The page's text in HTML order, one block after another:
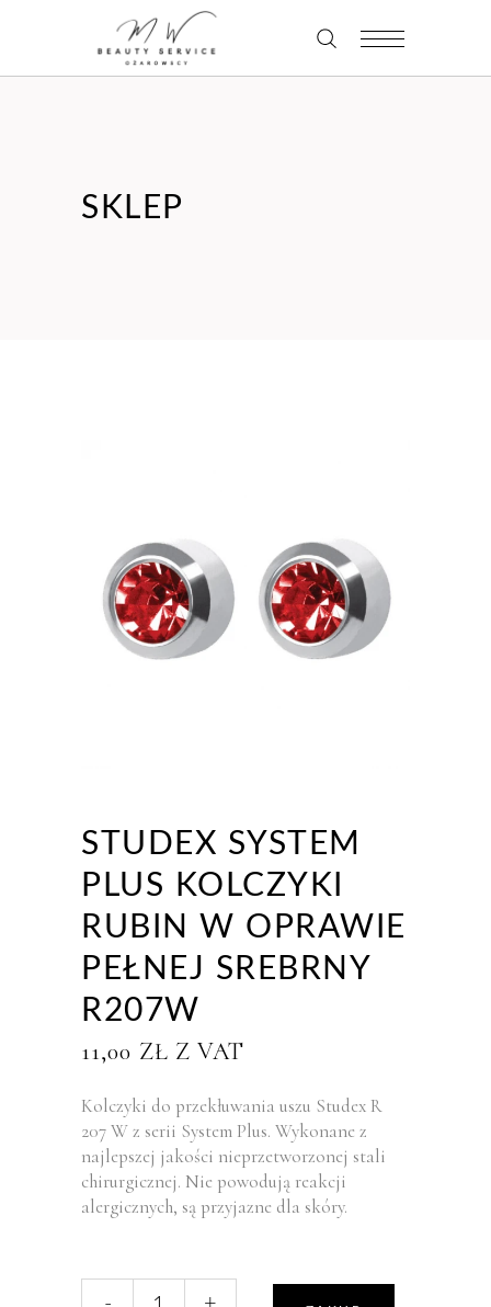
SKLEP
STUDEX SYSTEM
PLUS KOLCZYKI
RUBIN W OPRAWIE
PEŁNEJ SREBRNY
R207W
11,00 ZŁ Z VAT
Kolczyki do przekłuwania uszu Studex R
207 W z serii System Plus. Wykonane z
najlepszej jakości nieprzetworzonej stali
chirurgicznej. Nie powodują reakcji
alergicznych, są przyjazne dla skóry.